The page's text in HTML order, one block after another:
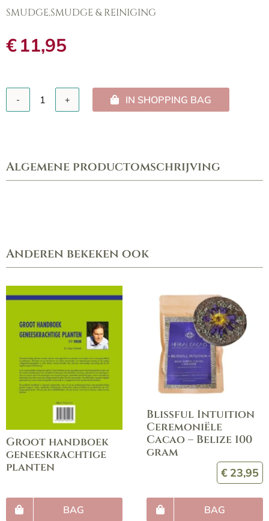
SMUDGE,SMUDGE & REINIGING
€11,95
Salie
aantal
IN SHOPPING BAG
Algemene productomschrijving
Anderen bekeken ook
Groot handboek
geneeskrachtige
planten
BAG
Blissful Intuition
Ceremoniële
Cacao – Belize 100
gram
€ 23,95
BAG